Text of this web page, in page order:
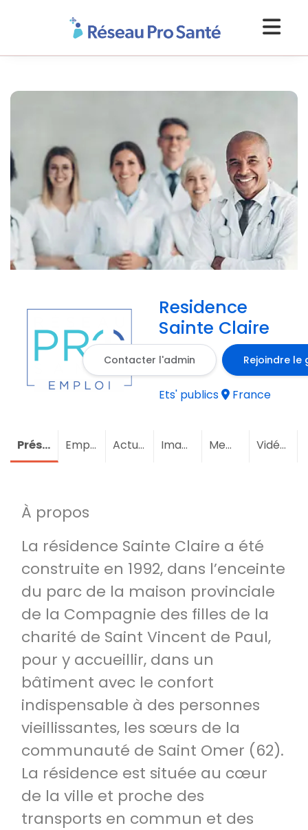
Residence
Sainte Claire
Contacter l'admin Rejoindre le
Ets' publics France
Présentation Emploi Actualités Images Membres Vidéos
À propos
La résidence Sainte Claire a été
construite en 1992, dans l’enceinte
du parc de la maison provinciale
de la Compagnie des filles de la
charité de Saint Vincent de Paul,
pour y accueillir, dans un
bâtiment avec le confort
indispensable à des personnes
vieillissantes, les sœurs de la
communauté de Saint Omer (62).
La résidence est située au cœur
de la ville et proche des
transports en commun et des